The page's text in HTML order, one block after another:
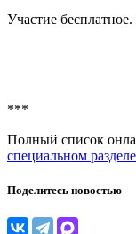
Участие
***
Полный список
специальном
Поделитесь новостью